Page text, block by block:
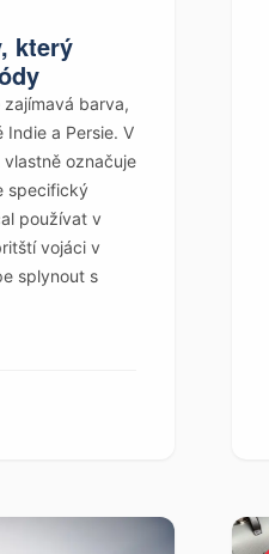
který
barva,
a Persie. V
označuje
specifický
používat v
vojáci v
splynout s